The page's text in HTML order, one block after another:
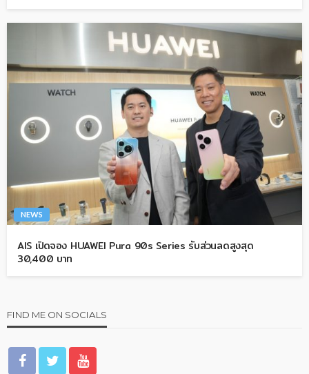
NEWS
AIS เปิดจอง HUAWEI Pura 90s Series รับส่วนลดสูงสุด
30,400 บาท
FIND ME ON SOCIALS